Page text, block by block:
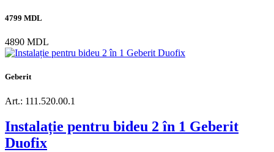
4799 MDL
4890 MDL
Geberit
Art.: 111.520.00.1
Instalație pentru bideu 2 în 1 Geberit
Duofix